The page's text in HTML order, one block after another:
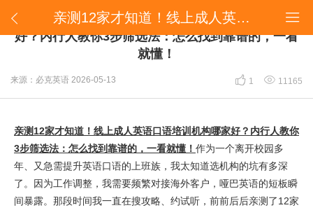
 
​亲测12家才知道！线上成人英语口语培训机构哪家好？内行人教你3步筛选法：怎么找到靠谱的，一看就懂！
​亲测12家才知道！线上成人英语口语培训机构哪家
好？内行人教你3步筛选法：怎么找到靠谱的，一看
就懂！
来源：必克英语 2026-05-13  1  11165
亲测12家才知道！线上成人英语口语培训机构哪家好？内行人教你
3步筛选法：怎么找到靠谱的，一看就懂！ 作为一个离开校园多
年、又急需提升英语口语的上班族，我太知道选机构的坑有多深
了。因为工作调整，我需要频繁对接海外客户，哑巴英语的短板瞬
间暴露。那段时间我一直在搜攻略、约试听，前前后后亲测了12家